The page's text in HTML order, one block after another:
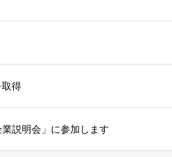
得
説明会」に参加します